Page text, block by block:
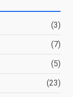
(3)
(7)
(5)
(23)